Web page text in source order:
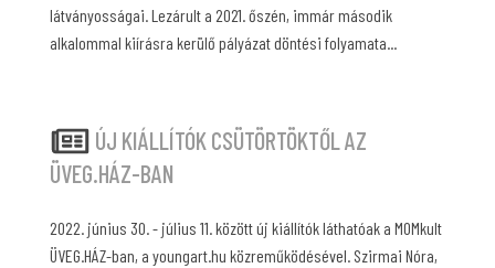
látványosságai. Lezárult a 2021. őszén, immár második
alkalommal kiírásra kerülő pályázat döntési folyamata...
ÚJ KIÁLLÍTÓK CSÜTÖRTÖKTŐL AZ
ÜVEG.HÁZ-BAN
2022. június 30. - július 11. között új kiállítók láthatóak a MOMkult
ÜVEG.HÁZ-ban, a youngart.hu közreműködésével. Szirmai Nóra,